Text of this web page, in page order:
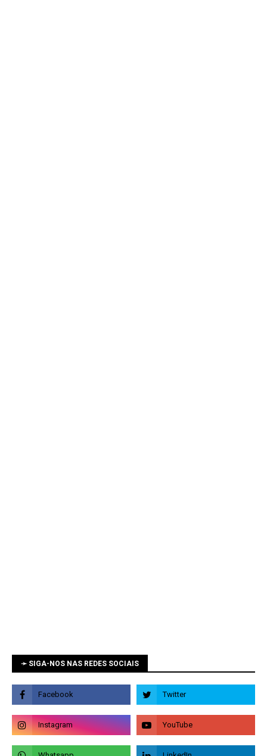
➛ SIGA-NOS NAS REDES SOCIAIS